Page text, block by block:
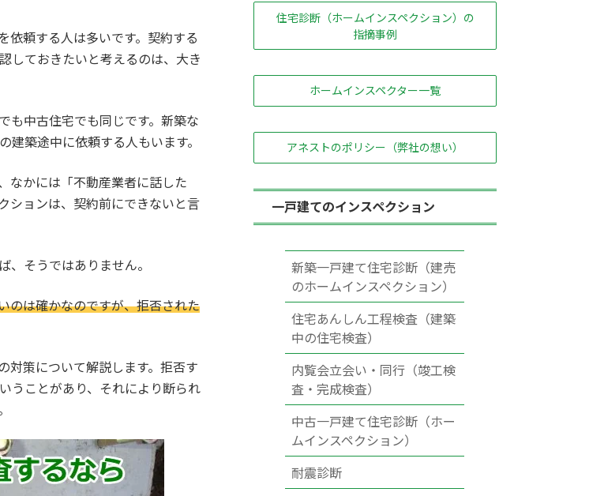
依頼する人は多いです。契約する
しておきたいと考えるのは、大き
も中古住宅でも同じです。新築な
築途中に依頼する人もいます。
なかには「不動産業者に話した
ションは、契約前にできないと言
、そうではありません。
のは確かなのですが、拒否された
対策について解説します。拒否す
うことがあり、それにより断られ
住宅診断（ホームインスペクション）の
指摘事例
ホームインスペクター一覧
アネストのポリシー（弊社の想い）
一戸建てのインスペクション
新築一戸建て住宅診断（建売
のホームインスペクション）
住宅あんしん工程検査（建築
中の住宅検査）
内覧会立会い・同行（竣工検
査・完成検査）
中古一戸建て住宅診断（ホー
ムインスペクション）
耐震診断